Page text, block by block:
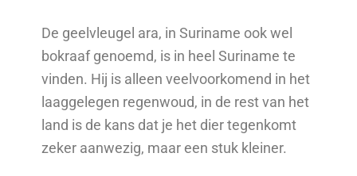
De geelvleugel ara, in Suriname ook wel
bokraaf genoemd, is in heel Suriname te
vinden. Hij is alleen veelvoorkomend in het
laaggelegen regenwoud, in de rest van het
land is de kans dat je het dier tegenkomt
zeker aanwezig, maar een stuk kleiner.